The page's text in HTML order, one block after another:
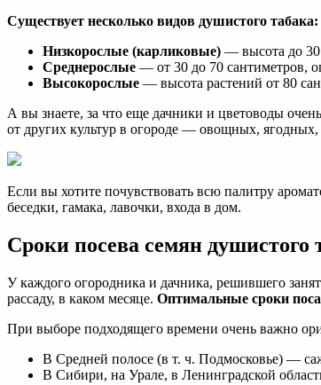
Существует несколько видов душистого табака:
Низкорослые (карликовые) — высота до 30
Среднерослые — от 30 до 70 сантиметров,
Высокорослые — высота растений от 80
А вы знаете, за что еще дачники и цветоводы
от других культур в огороде — овощных,
Если вы хотите почувствовать всю палитру
беседки, гамака, лавочки, входа в дом.
Сроки посева семян душистого
У каждого огородника и дачника, решившего
рассаду, в каком месяце. Оптимальные сроки
При выборе подходящего времени очень важно
В Средней полосе (в т. ч. Подмосковье) —
В Сибири, на Урале, в Ленинградской